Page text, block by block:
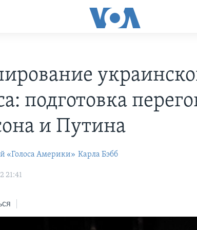
подготовка
и Путина
«Голоса Америки» Карла Бэбб
21:41